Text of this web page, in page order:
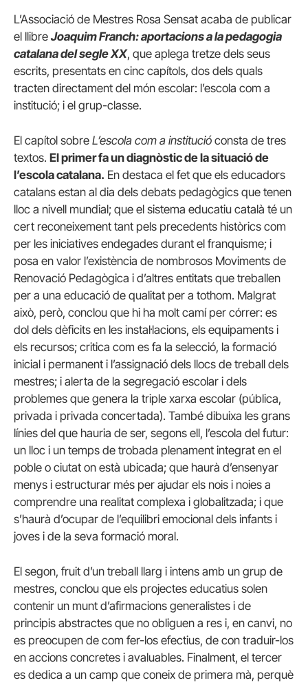
L’Associació de Mestres Rosa Sensat acaba de publicar
el llibre Joaquim Franch: aportacions a la pedagogia
catalana del segle XX, que aplega tretze dels seus
escrits, presentats en cinc capítols, dos dels quals
tracten directament del món escolar: l’escola com a
institució; i el grup-classe.
El capítol sobre L’escola com a institució consta de tres
textos. El primer fa un diagnòstic de la situació de
l’escola catalana. En destaca el fet que els educadors
catalans estan al dia dels debats pedagògics que tenen
lloc a nivell mundial; que el sistema educatiu català té un
cert reconeixement tant pels precedents històrics com
per les iniciatives endegades durant el franquisme; i
posa en valor l’existència de nombrosos Moviments de
Renovació Pedagògica i d’altres entitats que treballen
per a una educació de qualitat per a tothom. Malgrat
això, però, conclou que hi ha molt camí per córrer: es
dol dels dèficits en les instal·lacions, els equipaments i
els recursos; critica com es fa la selecció, la formació
inicial i permanent i l’assignació dels llocs de treball dels
mestres; i alerta de la segregació escolar i dels
problemes que genera la triple xarxa escolar (pública,
privada i privada concertada). També dibuixa les grans
línies del que hauria de ser, segons ell, l’escola del futur:
un lloc i un temps de trobada plenament integrat en el
poble o ciutat on està ubicada; que haurà d’ensenyar
menys i estructurar més per ajudar els nois i noies a
comprendre una realitat complexa i globalitzada; i que
s’haurà d’ocupar de l’equilibri emocional dels infants i
joves i de la seva formació moral.
El segon, fruit d’un treball llarg i intens amb un grup de
mestres, conclou que els projectes educatius solen
contenir un munt d’afirmacions generalistes i de
principis abstractes que no obliguen a res i, en canvi, no
es preocupen de com fer-los efectius, de con traduir-los
en accions concretes i avaluables. Finalment, el tercer
es dedica a un camp que coneix de primera mà, perquè